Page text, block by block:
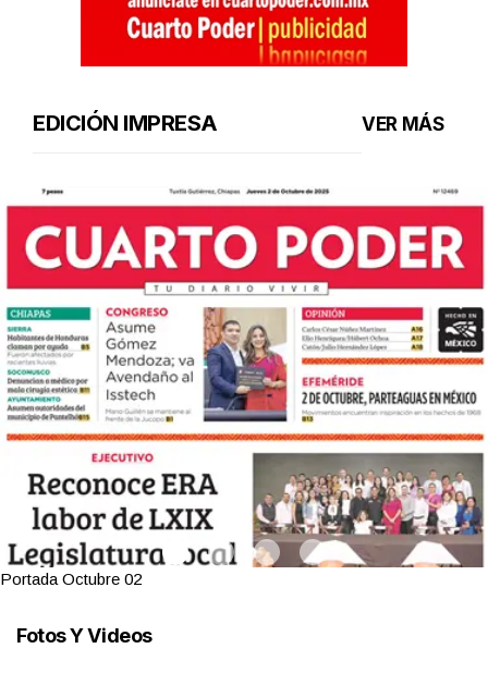
EDICIÓN IMPRESA VER MÁS
Portada Octubre 02
Fotos Y Videos